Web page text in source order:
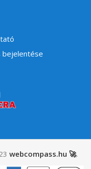
bejelentése
webcompass.hu 🚀.